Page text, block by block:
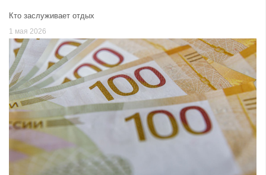
Кто заслуживает отдых
1 мая 2026